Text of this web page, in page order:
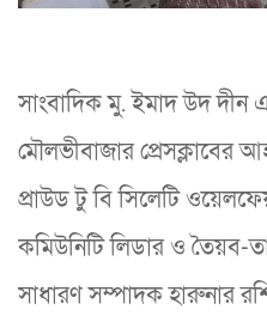
সাংবাদিক মু. ইমাদ উদ দীন
মৌলভীবাজার
প্রাউড টু বি সিলেটি
কমিউনিটি লিডার ও তৈয়ব-
সাধারণ সম্পাদক হারুনার